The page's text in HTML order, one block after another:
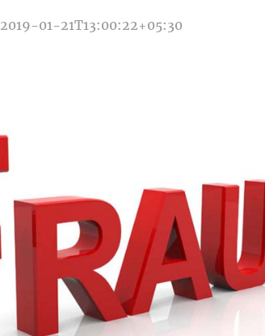
2019-01-21T13:00:22+05:30